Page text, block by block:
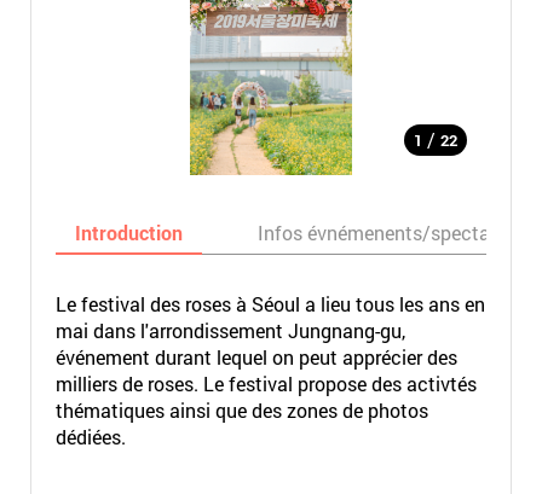
1 / 22
Introduction Infos évnémenents/spectacles
Le festival des roses à Séoul a lieu tous les ans en
mai dans l'arrondissement Jungnang-gu,
événement durant lequel on peut apprécier des
milliers de roses. Le festival propose des activtés
thématiques ainsi que des zones de photos
dédiées.